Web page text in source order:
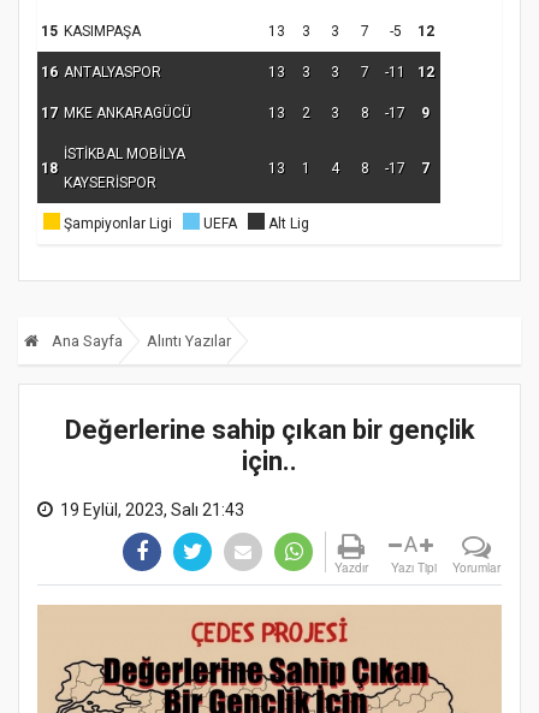
15 KASIMPAŞA 13 3 3 7 -5 12
16 ANTALYASPOR 13 3 3 7 -11 12
17 MKE ANKARAGÜCÜ 13 2 3 8 -17 9
18
İSTİKBAL MOBİLYA
KAYSERİSPOR
13 1 4 8 -17 7
Şampiyonlar Ligi UEFA Alt Lig
Ana Sayfa Alıntı Yazılar
Değerlerine sahip çıkan bir gençlik
için..
19 Eylül, 2023, Salı 21:43
Yazdır
A
Yazı Tipi Yorumlar